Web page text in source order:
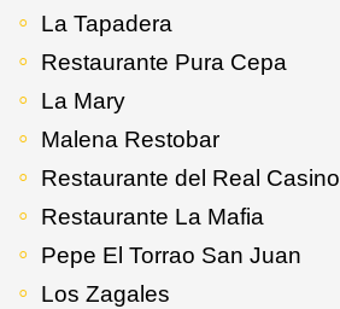
La Tapadera
Restaurante Pura Cepa
La Mary
Malena Restobar
Restaurante del Real Casino
Restaurante La Mafia
Pepe El Torrao San Juan
Los Zagales